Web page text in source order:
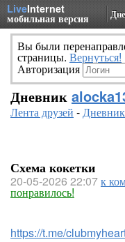
LiveInternet
мобильная версия
Вы были
страницы. Вернуться!
Авторизация
Дневник
Лента друзей -Дневник
Схема кокетки
20-05-2026 22:07к
понравилось!
https://t.me/